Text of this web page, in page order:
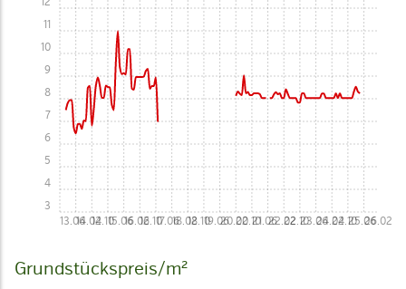
13.0614.0214.1015.0616.0216.1017.0618.0218.1019.0620.0220.1021.0622.0222.1023.0624.0224.1025.0626.02
3
4
5
6
7
8
9
10
11
Grundstückspreis/m²